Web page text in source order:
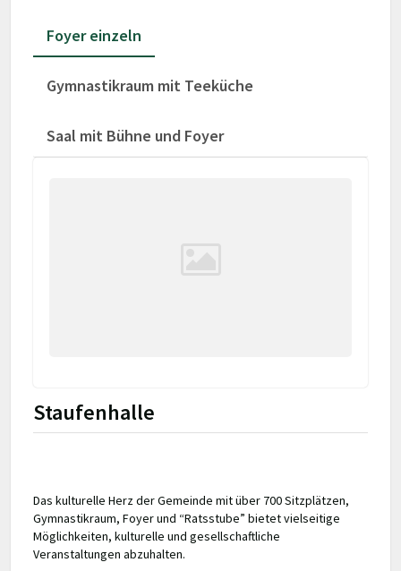
Foyer einzeln
Gymnastikraum mit Teeküche
Saal mit Bühne und Foyer
Staufenhalle
Das kulturelle Herz der Gemeinde mit über 700 Sitzplätzen,
Gymnastikraum, Foyer und “Ratsstube” bietet vielseitige
Möglichkeiten, kulturelle und gesellschaftliche
Veranstaltungen abzuhalten.